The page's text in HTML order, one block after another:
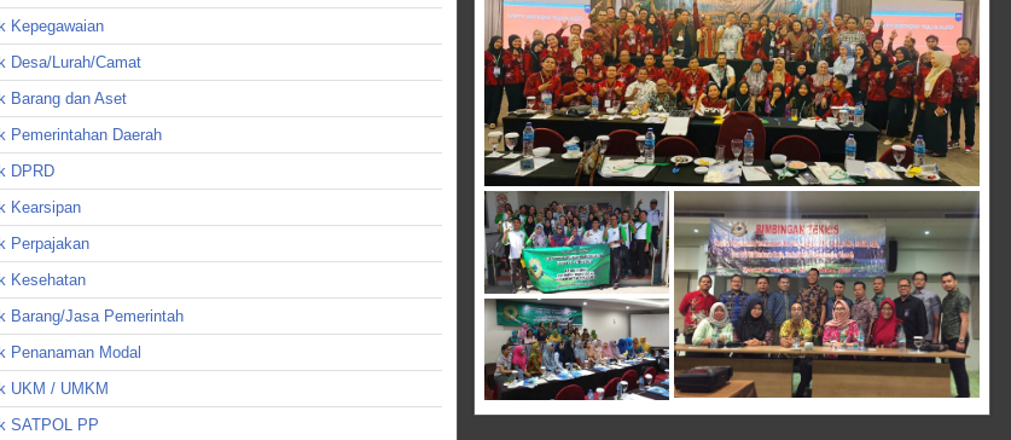
Kepegawaian
Desa/Lurah/Camat
Barang dan Aset
Pemerintahan Daerah
DPRD
Kearsipan
Perpajakan
Kesehatan
Barang/Jasa Pemerintah
Penanaman Modal
UKM / UMKM
SATPOL PP